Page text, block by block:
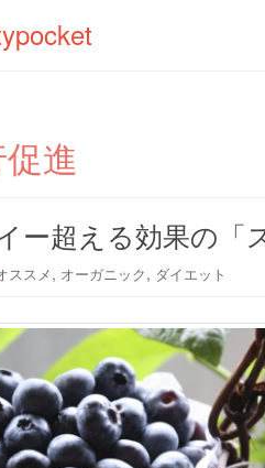
進
ー超える効果の「
ススメ, オーガニック, ダイエット